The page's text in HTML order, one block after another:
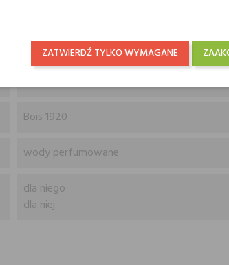
drzewo gwajakowe, irys, absolut róży
Bois 1920
wody perfumowane
dla niego
dla niej
ZATWIERDŹ TYLKO WYMAGANE